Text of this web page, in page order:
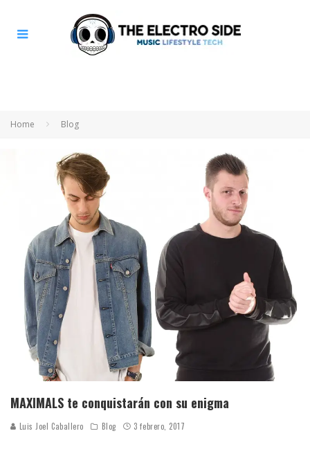
Home Blog
MAXIMALS te conquistarán con su enigma
Luis Joel Caballero Blog 3 febrero, 2017